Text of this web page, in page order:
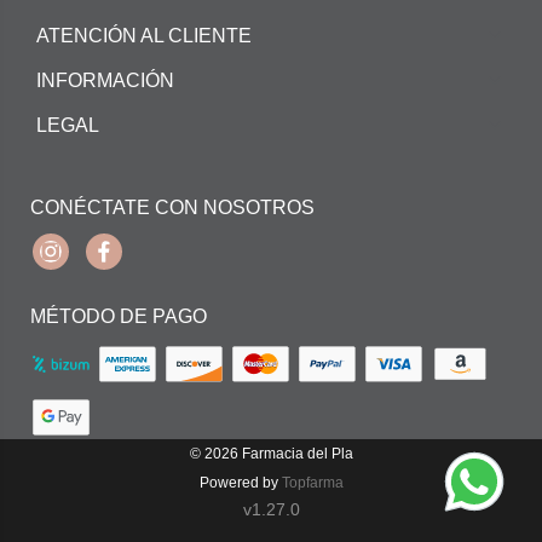
ATENCIÓN AL CLIENTE
INFORMACIÓN
LEGAL
CONÉCTATE CON NOSOTROS
InstagramFacebook
MÉTODO DE PAGO
© 2026 Farmacia del Pla
Powered by Topfarma
v1.27.0